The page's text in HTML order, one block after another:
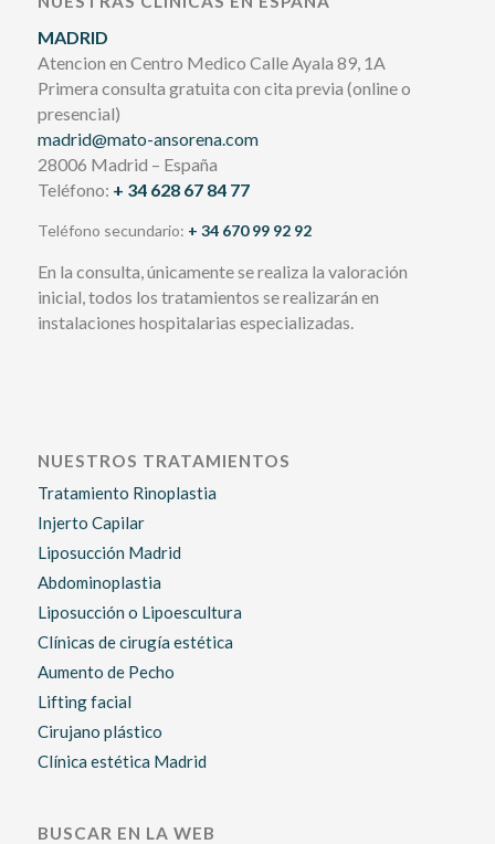
MADRID
Atencion en Centro Medico Calle Ayala 89, 1A
Primera consulta gratuita con cita previa (online o
presencial)
madrid@mato-ansorena.com
28006 Madrid – España
Teléfono: + 34 628 67 84 77
Teléfono secundario: + 34 670 99 92 92
En la consulta, únicamente se realiza la valoración
inicial, todos los tratamientos se realizarán en
instalaciones hospitalarias especializadas.
NUESTROS TRATAMIENTOS
Tratamiento Rinoplastia
Injerto Capilar
Liposucción Madrid
Abdominoplastia
Liposucción o Lipoescultura
Clínicas de cirugía estética
Aumento de Pecho
Lifting facial
Cirujano plástico
Clínica estética Madrid
BUSCAR EN LA WEB